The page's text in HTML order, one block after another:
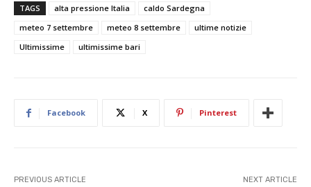
TAGS alta pressione Italia
caldo Sardegna
meteo 7 settembre
meteo 8 settembre
ultime notizie
Ultimissime
ultimissime bari
Facebook X Pinterest
PREVIOUS ARTICLE NEXT ARTICLE